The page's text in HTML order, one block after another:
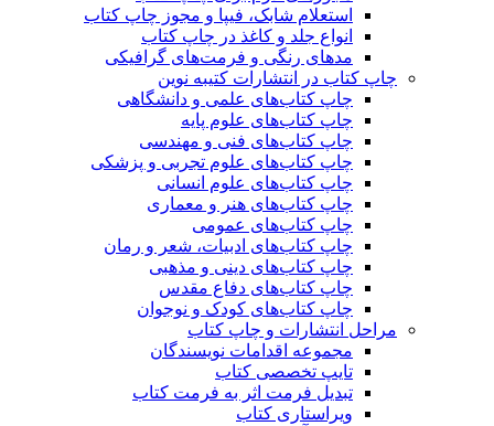
استعلام شابک، فیپا و مجوز چاپ کتاب
انواع جلد و کاغذ در چاپ کتاب
مدهای رنگی و فرمت‌های گرافیکی
چاپ کتاب در انتشارات کتیبه نوین
چاپ کتاب‌های علمی و دانشگاهی
چاپ کتاب‌های علوم پایه
چاپ کتاب‌های فنی و مهندسی
چاپ کتاب‌های علوم تجربی و پزشکی
چاپ کتاب‌های علوم انسانی
چاپ کتاب‌های هنر و معماری
چاپ کتاب‌های عمومی
چاپ کتاب‌های ادبیات، شعر و رمان
چاپ کتاب‌های دینی و مذهبی
چاپ کتاب‌های دفاع مقدس
چاپ کتاب‌های کودک و نوجوان
مراحل انتشارات و چاپ کتاب
مجموعه اقدامات نویسندگان
تایپ تخصصی کتاب
تبدیل فرمت اثر به فرمت کتاب
ویراستاری کتاب